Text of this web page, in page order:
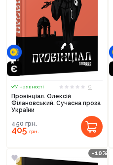
У наявності
0
Провінціал. Олексій
Філановський. Сучасна проза
України
450грн.
405грн.
-10%